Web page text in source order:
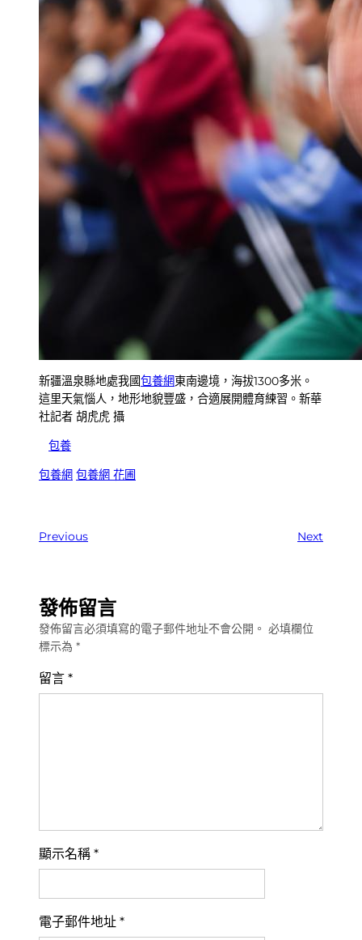
新疆溫泉縣地處我國包養網東南邊境，海拔1300多米。
這里天氣惱人，地形地貌豐盛，合適展開體育練習。新華
社記者 胡虎虎 攝
包養
包養網 包養網 花圃
Previous Next
發佈留言
發佈留言必須填寫的電子郵件地址不會公開。 必填欄位
標示為 *
留言 *
顯示名稱 *
電子郵件地址 *